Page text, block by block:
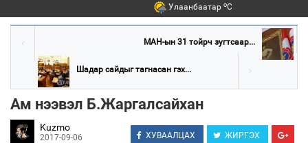
Улаанбаатар oC
МАН-ын 31 тойрч зугтсаар...
Шадар сайдыг тагнасан гэх...
Ам нээвэл Б.Жаргалсайхан
Kuzmo
2017-09-06 ХУВААЛЦАХ ЖИРГЭХ